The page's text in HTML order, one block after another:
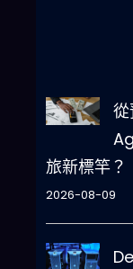
旅新標竿？
2026-08-09